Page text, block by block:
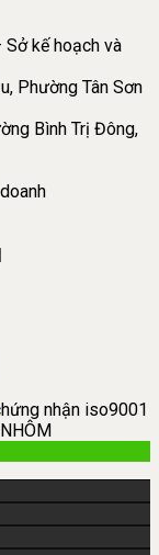
kế hoạch và
Phường Tân Sơn
Bình Trị Đông,